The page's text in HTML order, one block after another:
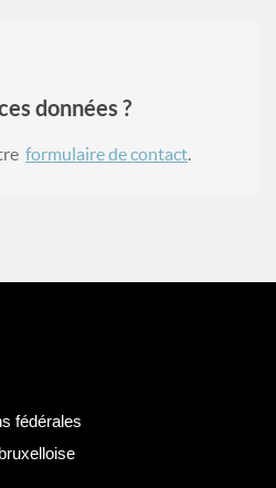
données ?
formulaire de contact.
fédérales